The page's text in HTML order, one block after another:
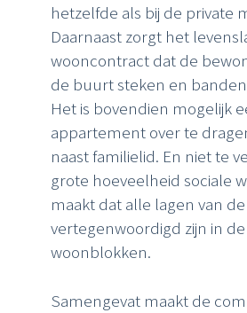
hetzelfde als bij de private
Daarnaast zorgt het
wooncontract dat de
de buurt steken en
Het is bovendien mogelijk
appartement over te
naast familielid. En niet te
grote hoeveelheid sociale
maakt dat alle lagen van
vertegenwoordigd zijn in de
woonblokken.
Samengevat maakt de